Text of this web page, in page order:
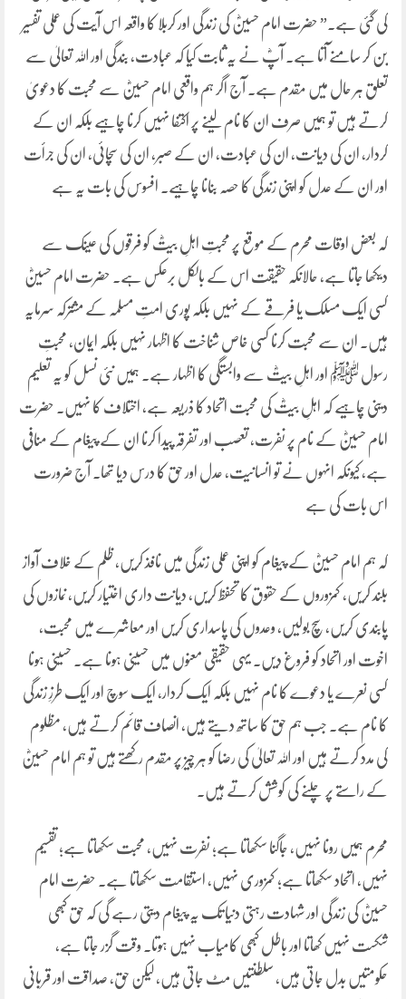
کی گئی ہے۔” حضرت امام حسینؓ کی زندگی اور کربلا کا واقعہ اس آیت کی عملی تفسیر
بن کر سامنے آتا ہے۔ آپؓ نے یہ ثابت کیا کہ عبادت، بندگی اور اللہ تعالیٰ سے
تعلق ہر حال میں مقدم ہے۔ آج اگر ہم واقعی امام حسینؓ سے محبت کا دعویٰ
کرتے ہیں تو ہمیں صرف ان کا نام لینے پر اکتفا نہیں کرنا چاہیے بلکہ ان کے
کردار، ان کی دیانت، ان کی عبادت، ان کے صبر، ان کی سچائی، ان کی جرأت
اور ان کے عدل کو اپنی زندگی کا حصہ بنانا چاہیے۔ افسوس کی بات یہ ہے
کہ بعض اوقات محرم کے موقع پر محبتِ اہلِ بیتؓ کو فرقوں کی عینک سے
دیکھا جاتا ہے، حالانکہ حقیقت اس کے بالکل برعکس ہے۔ حضرت امام حسینؓ
کسی ایک مسلک یا فرقے کے نہیں بلکہ پوری امتِ مسلمہ کے مشترکہ سرمایہ
ہیں۔ ان سے محبت کرنا کسی خاص شناخت کا اظہار نہیں بلکہ ایمان، محبتِ
رسول ﷺ اور اہلِ بیتؓ سے وابستگی کا اظہار ہے۔ ہمیں نئی نسل کو یہ تعلیم
دینی چاہیے کہ اہلِ بیتؓ کی محبت اتحاد کا ذریعہ ہے، اختلاف کا نہیں۔ حضرت
امام حسینؓ کے نام پر نفرت، تعصب اور تفرقہ پیدا کرنا ان کے پیغام کے منافی
ہے، کیونکہ انہوں نے تو انسانیت، عدل اور حق کا درس دیا تھا۔ آج ضرورت
اس بات کی ہے
کہ ہم امام حسینؓ کے پیغام کو اپنی عملی زندگی میں نافذ کریں، ظلم کے خلاف آواز
بلند کریں، کمزوروں کے حقوق کا تحفظ کریں، دیانت داری اختیار کریں، نمازوں کی
پابندی کریں، سچ بولیں، وعدوں کی پاسداری کریں اور معاشرے میں محبت،
اخوت اور اتحاد کو فروغ دیں۔ یہی حقیقی معنوں میں حسینی ہونا ہے۔ حسینی ہونا
کسی نعرے یا دعوے کا نام نہیں بلکہ ایک کردار، ایک سوچ اور ایک طرزِ زندگی
کا نام ہے۔ جب ہم حق کا ساتھ دیتے ہیں، انصاف قائم کرتے ہیں، مظلوم
کی مدد کرتے ہیں اور اللہ تعالیٰ کی رضا کو ہر چیز پر مقدم رکھتے ہیں تو ہم امام حسینؓ
کے راستے پر چلنے کی کوشش کرتے ہیں۔
محرم ہمیں رونا نہیں، جاگنا سکھاتا ہے؛ نفرت نہیں، محبت سکھاتا ہے؛ تقسیم
نہیں، اتحاد سکھاتا ہے؛ کمزوری نہیں، استقامت سکھاتا ہے۔ حضرت امام
حسینؓ کی زندگی اور شہادت رہتی دنیا تک یہ پیغام دیتی رہے گی کہ حق کبھی
شکست نہیں کھاتا اور باطل کبھی کامیاب نہیں ہوتا۔ وقت گزر جاتا ہے،
حکومتیں بدل جاتی ہیں، سلطنتیں مٹ جاتی ہیں، لیکن حق، صداقت اور قربانی